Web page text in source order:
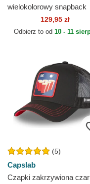
wielokolorowy snapback
DRK03 MOJB Mojito
Koktajle Capslab
129,95 zł
Odbierz to od 10 - 11
(5)
Capslab
Czapki zakrzywiona